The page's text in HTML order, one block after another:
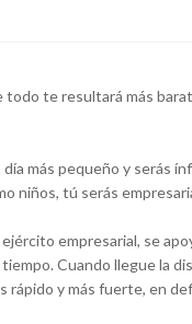
todo te resultará más
más pequeño y serás
niños, tú serás
empresarial, se
Cuando llegue la
y más fuerte, en